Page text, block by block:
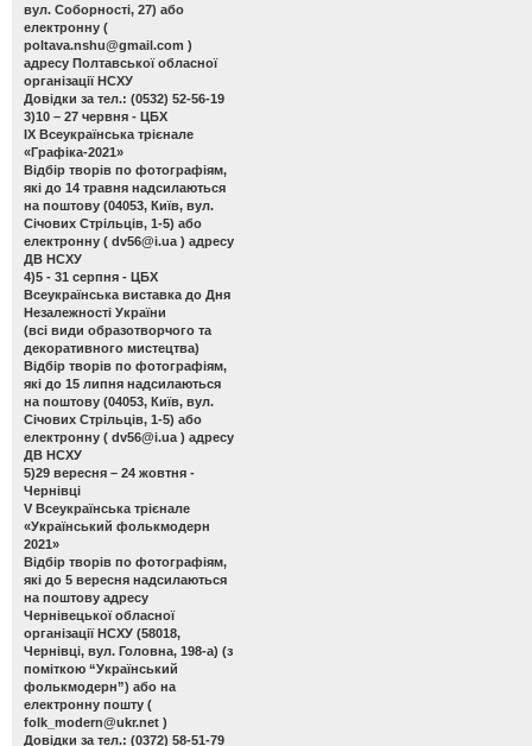
вул. Соборності, 27) або
електронну (
poltava.nshu@gmail.com )
адресу Полтавської обласної
організації НСХУ
Довідки за тел.: (0532) 52-56-19
3)10 – 27 червня - ЦБХ
ІХ Всеукраїнська трієнале
«Графіка-2021»
Відбір творів по фотографіям,
які до 14 травня надсилаються
на поштову (04053, Київ, вул.
Січових Стрільців, 1-5) або
електронну ( dv56@i.ua ) адресу
ДВ НСХУ
4)5 - 31 серпня - ЦБХ
Всеукраїнська виставка до Дня
Незалежності України
(всі види образотворчого та
декоративного мистецтва)
Відбір творів по фотографіям,
які до 15 липня надсилаються
на поштову (04053, Київ, вул.
Січових Стрільців, 1-5) або
електронну ( dv56@i.ua ) адресу
ДВ НСХУ
5)29 вересня – 24 жовтня -
Чернівці
V Всеукраїнська трієнале
«Український фолькмодерн
2021»
Відбір творів по фотографіям,
які до 5 вересня надсилаються
на поштову адресу
Чернівецької обласної
організації НСХУ (58018,
Чернівці, вул. Головна, 198-а) (з
поміткою “Український
фолькмодерн”) або на
електронну пошту (
folk_modern@ukr.net )
Довідки за тел.: (0372) 58-51-79